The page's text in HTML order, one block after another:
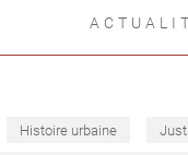
Histoire urbaine